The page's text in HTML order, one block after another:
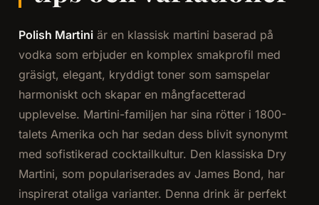
Polish Martiniär en klassisk martini baserad på
vodka som erbjuder en komplex smakprofil med
gräsigt, elegant, kryddigt toner som samspelar
harmoniskt och skapar en mångfacetterad
upplevelse. Martini-familjen har sina rötter i 1800-
talets Amerika och har sedan dess blivit synonymt
med sofistikerad cocktailkultur. Den klassiska Dry
Martini, som populariserades av James Bond, har
inspirerat otaliga varianter. Denna drink är perfekt